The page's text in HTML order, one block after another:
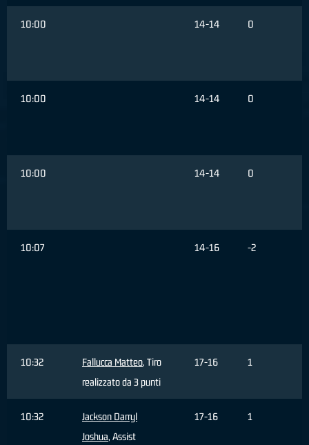
10:00 14-14 0
10:00 14-14 0
10:00 14-14 0
10:07 14-16 -2
10:32 Fallucca Matteo, Tiro
realizzato da 3 punti
17-16 1
10:32
Jackson Darryl
Joshua, Assist
17-16 1